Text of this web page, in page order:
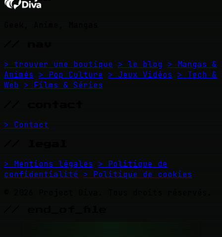
> trouver une boutique > le blog > Mangas &
Animés
> Pop Culture > Jeux Vidéos
> Tech &
Web > Films & Séries
> Contact
> Mentions légales
> Politique de
confidentialité > Politique de cookies